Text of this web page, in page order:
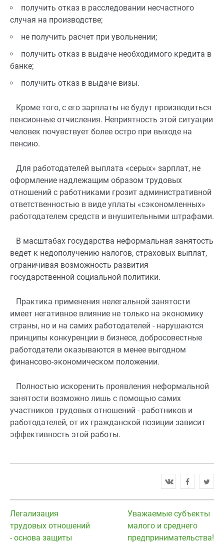
получить отказ в расследовании несчастного
случая на производстве;
не получить расчет при увольнении;
получить отказ в выдаче необходимого кредита в
банке;
получить отказ в выдаче визы.
Кроме того, с его зарплаты не будут производиться
пенсионные отчисления. Неприятность этой ситуации
человек почувствует более остро при выходе на
пенсию.
Для работодателей выплата «серых» зарплат, не
оформление надлежащим образом трудовых
отношений с работниками грозит административной
ответственностью в виде уплаты «сэкономленных»
работодателем средств и внушительными штрафами.
В масштабах государства неформальная занятость
ведет к недополучению налогов, страховых выплат,
ограничивая возможность развития
государственной социальной политики.
Практика применения нелегальной занятости
имеет негативное влияние не только на экономику
страны, но и на самих работодателей - нарушаются
принципы конкуренции в бизнесе, добросовестные
работодатели оказываются в менее выгодном
финансово-экономическом положении.
Полностью искоренить проявления неформальной
занятости возможно лишь с помощью самих
участников трудовых отношений - работников и
работодателей, от их гражданской позиции зависит
эффективность этой работы.
Легализация
трудовых отношений
- основа защиты
Уважаемые субъекты
малого и среднего
предпринимательства!